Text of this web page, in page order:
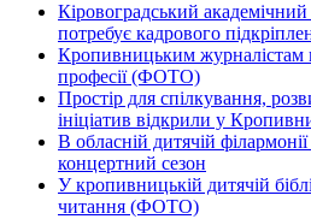
Кіровоградський
потребує кадрового
Кропивницьким журналістам
професії (ФОТО)
Простір для спілкування,
ініціатив відкрили у
В обласній дитячій
концертний сезон
У кропивницькій дитячій
читання (ФОТО)